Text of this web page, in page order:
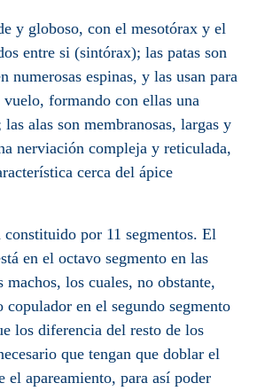
y globoso, con el mesotórax y el
entre si (sintórax); las patas son
numerosas espinas, y las usan para
vuelo, formando con ellas una
las alas son membranosas, largas y
nerviación compleja y reticulada,
cerca del ápice
constituido por 11 segmentos. El
en el octavo segmento en las
machos, los cuales, no obstante,
copulador en el segundo segmento
los diferencia del resto de los
que tengan que doblar el
el apareamiento, para así poder